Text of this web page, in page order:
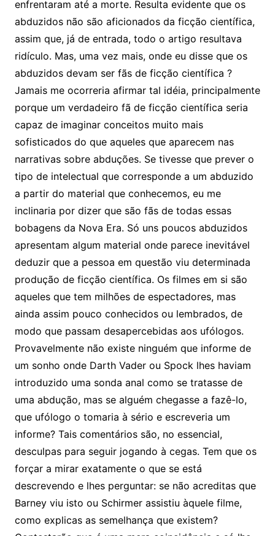
enfrentaram até a morte. Resulta evidente que os
abduzidos não são aficionados da ficção científica,
assim que, já de entrada, todo o artigo resultava
ridículo. Mas, uma vez mais, onde eu disse que os
abduzidos devam ser fãs de ficção científica ?
Jamais me ocorreria afirmar tal idéia, principalmente
porque um verdadeiro fã de ficção científica seria
capaz de imaginar conceitos muito mais
sofisticados do que aqueles que aparecem nas
narrativas sobre abduções. Se tivesse que prever o
tipo de intelectual que corresponde a um abduzido
a partir do material que conhecemos, eu me
inclinaria por dizer que são fãs de todas essas
bobagens da Nova Era. Só uns poucos abduzidos
apresentam algum material onde parece inevitável
deduzir que a pessoa em questão viu determinada
produção de ficção científica. Os filmes em si são
aqueles que tem milhões de espectadores, mas
ainda assim pouco conhecidos ou lembrados, de
modo que passam desapercebidas aos ufólogos.
Provavelmente não existe ninguém que informe de
um sonho onde Darth Vader ou Spock lhes haviam
introduzido uma sonda anal como se tratasse de
uma abdução, mas se alguém chegasse a fazê-lo,
que ufólogo o tomaria à sério e escreveria um
informe? Tais comentários são, no essencial,
desculpas para seguir jogando à cegas. Tem que os
forçar a mirar exatamente o que se está
descrevendo e lhes perguntar: se não acreditas que
Barney viu isto ou Schirmer assistiu àquele filme,
como explicas as semelhança que existem?